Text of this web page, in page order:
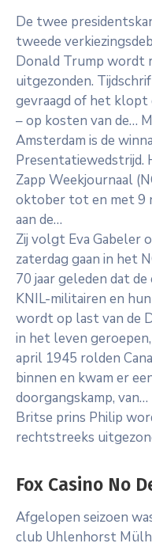
De twee
tweede
Donald Trump wordt
uitgezonden.
gevraagd of het klopt
– op kosten van de…
Amsterdam is de
Presentatiewedstrijd.
Zapp Weekjournaal
oktober tot en met 9
aan de…
Zij volgt Eva Gabeler
zaterdag gaan in het
70 jaar geleden dat
KNIL-militairen en
wordt op last van de
in het leven
april 1945 rolden
binnen en kwam er
doorgangskamp,
Britse prins Philip
rechtstreeks
Fox Casino No
Afgelopen seizoen
club Uhlenhorst